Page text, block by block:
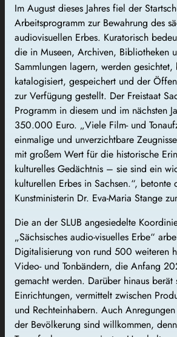
Im August dieses Jahres fiel der
Arbeitsprogramm zur Bewahrung des
audiovisuellen Erbes. Kuratorisch
die in Museen, Archiven, Bibliotheken
Sammlungen lagern, werden
katalogisiert, gespeichert und der
zur Verfügung gestellt. Der Freistaat
Programm in diesem und im nächsten
350.000 Euro. „Viele Film- und
einmalige und unverzichtbare
mit großem Wert für die historische
kulturelles Gedächtnis – sie sind ein
kulturellen Erbes in Sachsen.“, betonte
Kunstministerin Dr. Eva-Maria Stange
Die an der SLUB angesiedelte
„Sächsisches audio-visuelles Erbe“
Digitalisierung von rund 500 weiteren
Video- und Tonbändern, die Anfang
gemacht werden. Darüber hinaus berät
Einrichtungen, vermittelt zwischen
und Rechteinhabern. Auch
der Bevölkerung sind willkommen,